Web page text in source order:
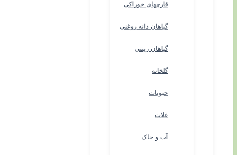
قارچهای خوراکی
گیاهان دانه روغنی
گیاهان زینتی
گلخانه
حبوبات
غلات
آب و خاک